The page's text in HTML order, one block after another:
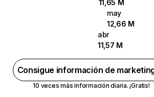
11,65 M
may
12,66 M
abr
11,57 M
Consigue información de
10 veces más información diaria. ¡Gratis!